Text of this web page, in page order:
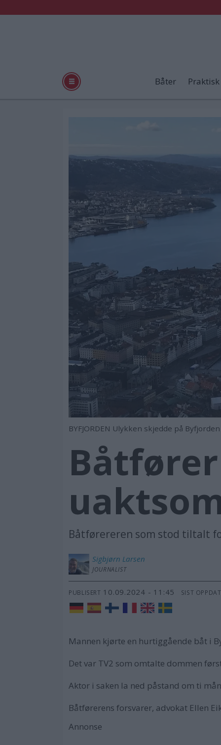
Båter Praktisk
BYFJORDEN Ulykken skjedde på
Båtførereren som stod tiltalt
Sigbjørn Larsen
JOURNALIST
PUBLISERT 10.09.2024 - 11:45 SIST
Mannen kjørte en hurtiggående båt i
Det var TV2 som omtalte dommen
Aktor i saken la ned påstand om ti
Båtførerens forsvarer, advokat Ellen
Annonse